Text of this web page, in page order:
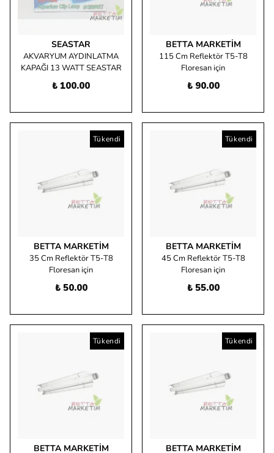
SEASTAR
AKVARYUM AYDINLATMA
KAPAĞI 13 WATT SEASTAR
₺ 100.00
BETTA MARKETIM
115 Cm Reflektör T5-T8
Floresan için
₺ 90.00
Tükendi
BETTA MARKETIM
35 Cm Reflektör T5-T8
Floresan için
₺ 50.00
Tükendi
BETTA MARKETIM
45 Cm Reflektör T5-T8
Floresan için
₺ 55.00
Tükendi
BETTA MARKETIM
Tükendi
BETTA MARKETIM